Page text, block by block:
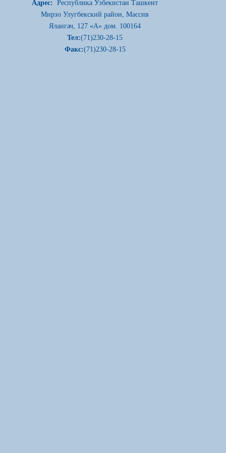
Адрес: Республика Узбекистан Ташкент
Мирзо Улугбекский район, Массив
Ялангач, 127 «А» дом. 100164
Тел:(71)230-28-15
Факс:(71)230-28-15